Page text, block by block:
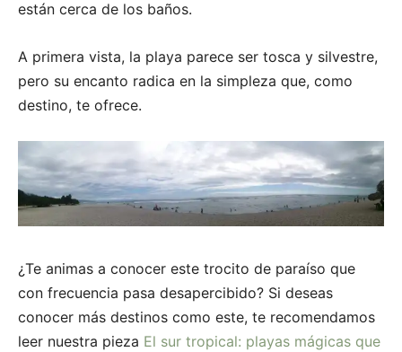
están cerca de los baños.
A primera vista, la playa parece ser tosca y silvestre,
pero su encanto radica en la simpleza que, como
destino, te ofrece.
¿Te animas a conocer este trocito de paraíso que
con frecuencia pasa desapercibido? Si deseas
conocer más destinos como este, te recomendamos
leer nuestra pieza El sur tropical: playas mágicas que